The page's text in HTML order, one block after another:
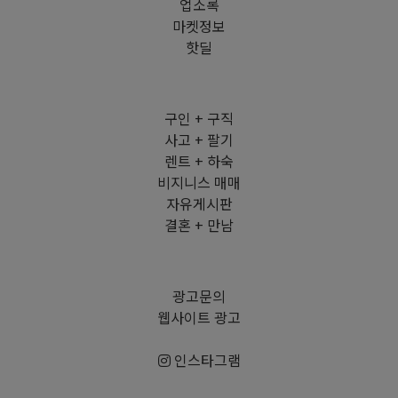
업소록
마켓정보
핫딜
구인 + 구직
사고 + 팔기
렌트 + 하숙
비지니스 매매
자유게시판
결혼 + 만남
광고문의
웹사이트 광고
인스타그램